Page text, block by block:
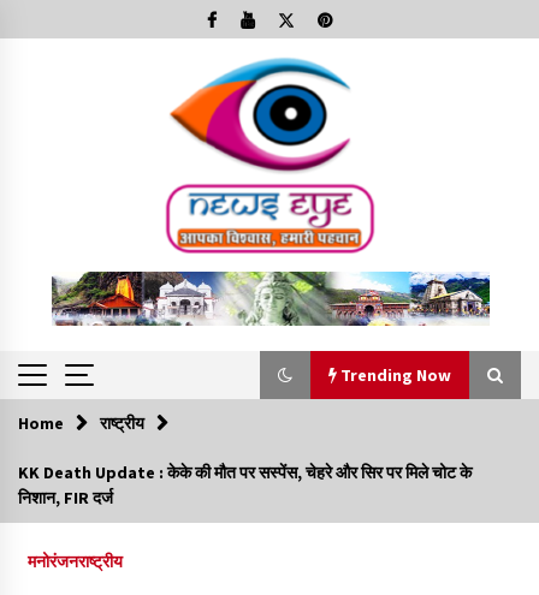
to
Trending Now
Trending Now
कार्यक्रम में शामिल हुए सीएम,आधुनिक मदरसों का नाम अब्दुल कलाम के नाम
Home राष्ट्रीय
KK Death Update : केके की मौत पर सस्पेंस, चेहरे और सिर पर मिले चोट के
निशान, FIR दर्ज
मनोरंजनराष्ट्रीय